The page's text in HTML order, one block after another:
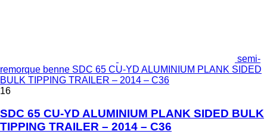
semi-
remorque benne SDC 65 CU-YD ALUMINIUM PLANK SIDED
BULK TIPPING TRAILER – 2014 – C36
16
SDC 65 CU-YD ALUMINIUM PLANK SIDED BULK
TIPPING TRAILER – 2014 – C36